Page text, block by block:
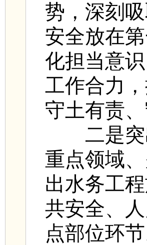
势，深刻
安全放在
化担当意
工作合力
守土有责
二是突
重点领域
出水务工
共安全、
点部位环